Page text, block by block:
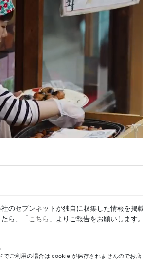
のセブンネットが独自に収集した情報を
ら、「こちら 」よりご報告をお願いします。
ご利用の場合は cookie が保存されませんのでお店